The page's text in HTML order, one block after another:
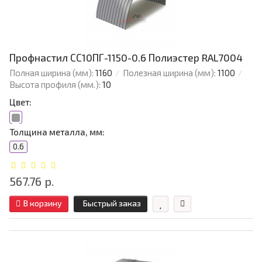
Профнастил СС10ПГ-1150-0.6 Полиэстер RAL7004
Полная ширина (мм): 1160 Полезная ширина (мм): 1100
Высота профиля (мм.): 10
Цвет:
Толщина металла, мм:
0.6
567.76 р.
В корзину Быстрый заказ